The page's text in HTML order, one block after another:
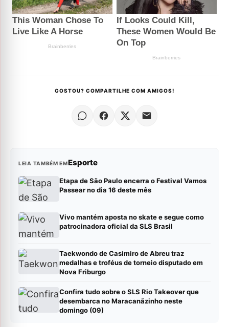
GOSTOU? COMPARTILHE COM AMIGOS!
LEIA TAMBÉM EMEsporte
Etapa de São Paulo encerra o Festival Vamos
Passear no dia 16 deste mês
Vivo mantém aposta no skate e segue como
patrocinadora oficial da SLS Brasil
Taekwondo de Casimiro de Abreu traz
medalhas e troféus de torneio disputado em
Nova Friburgo
Confira tudo sobre o SLS Rio Takeover que
desembarca no Maracanãzinho neste
domingo (09)